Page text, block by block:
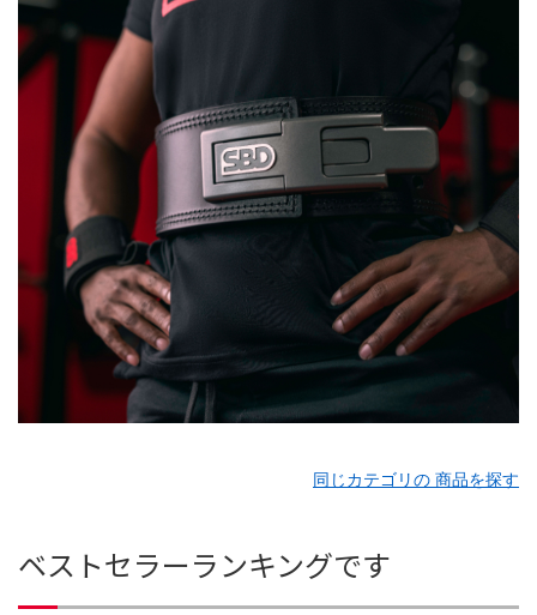
同じカテゴリの 商品を探す
ベストセラーランキングです